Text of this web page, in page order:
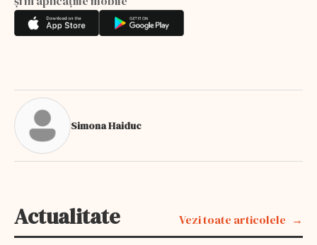
Simona Haiduc
Actualitate Vezi toate articolele